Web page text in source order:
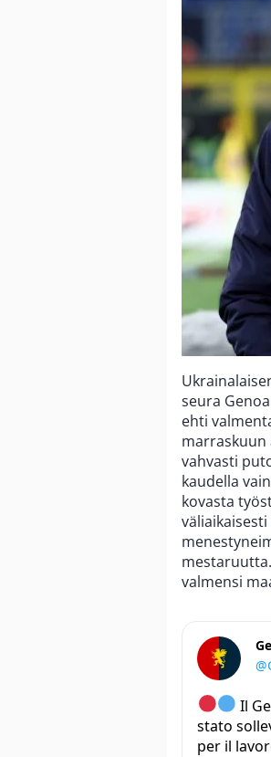
seura
ehti
marraskuun
vahvasti
kaudella
kovasta
valmensi
Il
stato
per il